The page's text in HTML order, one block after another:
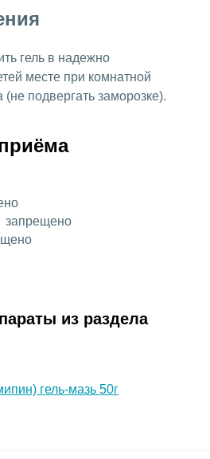
гель в надежно
месте при комнатной
(не подвергать заморозке).
запрещено
из раздела
гель-мазь 50г